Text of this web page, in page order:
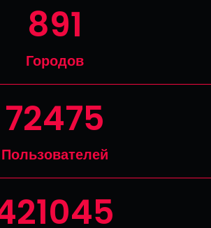
947
Городов
77368
Пользователей